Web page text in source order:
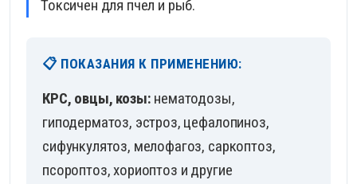
Токсичен для пчел и рыб.
📋 ПОКАЗАНИЯ К ПРИМЕНЕНИЮ:
КРС, овцы, козы: нематодозы,
гиподерматоз, эстроз, цефалопиноз,
сифункулятоз, мелофагоз, саркоптоз,
псороптоз, хориоптоз и другие